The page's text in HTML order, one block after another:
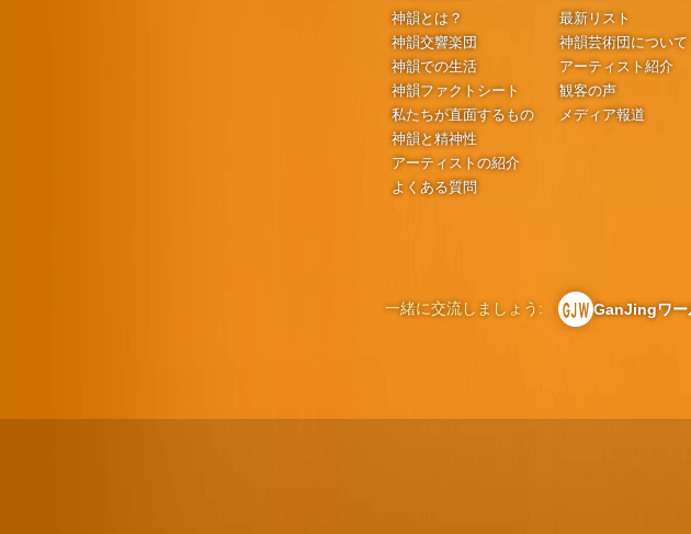
神韻とは？
神韻交響楽団
神韻での生活
神韻ファクトシート
私たちが直面するもの
神韻と精神性
アーティストの紹介
よくある質問
最新リスト
神韻芸術団について
アーティスト紹介
観客の声
メディア報道
一緒に交流しましょう: GanJingワー